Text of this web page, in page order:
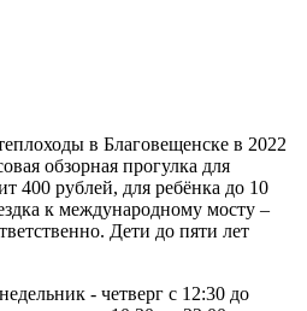
в Благовещенске в 2022
обзорная прогулка для
400 рублей, для ребёнка до 10
к международному мосту –
Дети до пяти лет
- четверг с 12:30 до